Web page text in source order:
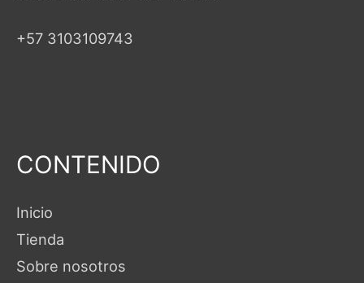
+57 3103109743
CONTENIDO
Inicio
Tienda
Sobre nosotros